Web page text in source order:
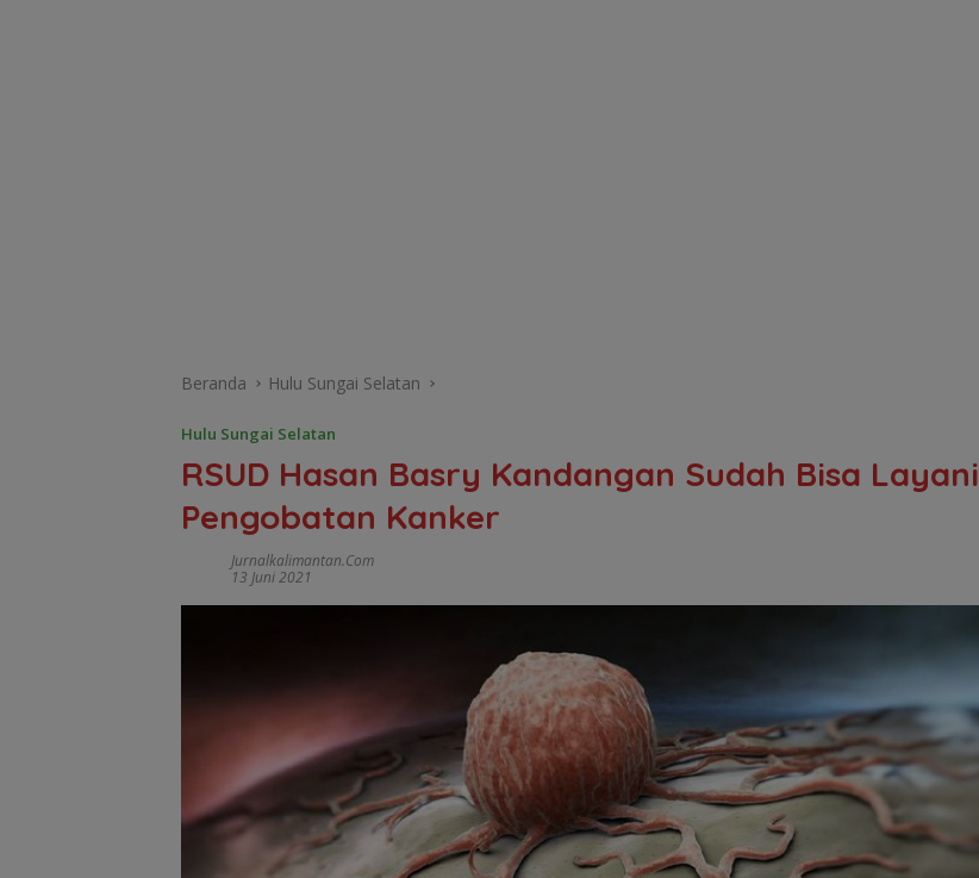
Beranda Hulu Sungai Selatan
Hulu Sungai Selatan
RSUD Hasan Basry Kandangan Sudah Bisa Layani
Pengobatan Kanker
Jurnalkalimantan.com
13 Juni 2021